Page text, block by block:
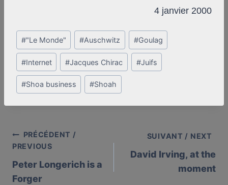
4 janvier 2000
Post
Tags:
#"Le Monde" #Auschwitz #Goulag
#Internet #Jacques Chirac #Juifs
#Shoa business #Shoah
Post
navigation
PRÉCÉDENT /
PREVIOUS
Peter Longerich is a
Forger
SUIVANT / NEXT
David Irving, at the
moment